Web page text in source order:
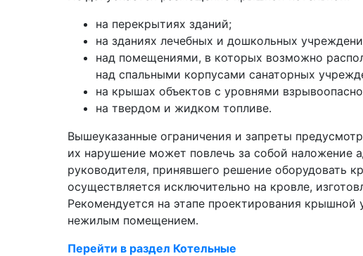
на перекрытиях зданий;
на зданиях лечебных и дошкольных
над помещениями, в которых возможно
над спальными корпусами санаторных
на крышах объектов с уровнями
на твердом и жидком топливе.
Вышеуказанные ограничения и запреты
их нарушение может повлечь за собой наложение
руководителя, принявшего решение оборудовать
осуществляется исключительно на кровле,
Рекомендуется на этапе проектирования
нежилым помещением.
Перейти в раздел Котельные